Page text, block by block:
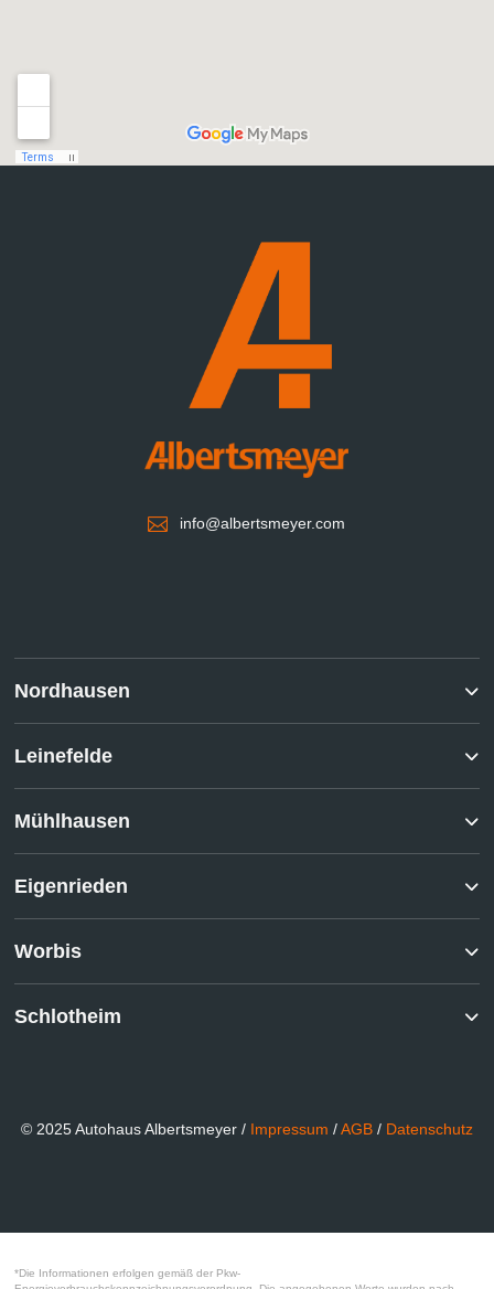
 info@albertsmeyer.com
Nordhausen
Leinefelde
Mühlhausen
Eigenrieden
Worbis
Schlotheim
© 2025 Autohaus Albertsmeyer / Impressum /AGB/ Datenschutz
*Die Informationen erfolgen gemäß der Pkw-